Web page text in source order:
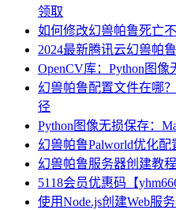
领取
如何修改幻兽帕鲁死亡
2024最新腾讯云幻兽帕
OpenCV库：Python图像
幻兽帕鲁配置文件在哪
径
Python图像无损保存：
幻兽帕鲁Palworld优化配
幻兽帕鲁服务器创建教
5118会员优惠码【
使用Node.js创建Web服